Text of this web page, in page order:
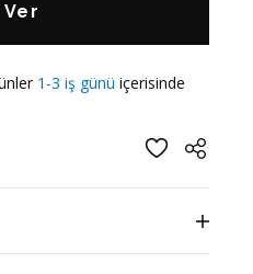
1-3 iş günü içerisinde